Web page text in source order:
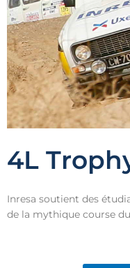
4L
Inresa soutient des
de la mythique course